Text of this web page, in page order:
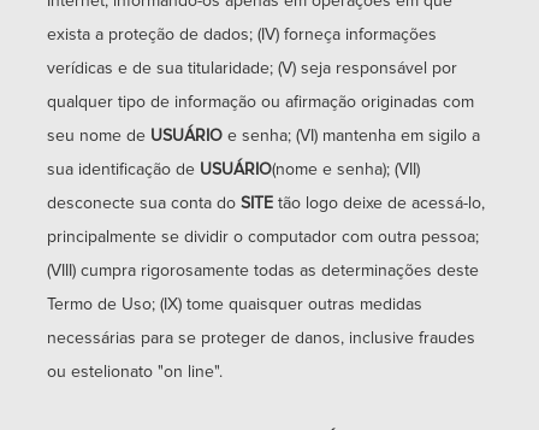
exista a proteção de dados; (IV) forneça informações
verídicas e de sua titularidade; (V) seja responsável por
qualquer tipo de informação ou afirmação originadas com
seu nome de USUÁRIO e senha; (VI) mantenha em sigilo a
sua identificação de USUÁRIO(nome e senha); (VII)
desconecte sua conta do SITE tão logo deixe de acessá-lo,
principalmente se dividir o computador com outra pessoa;
(VIII) cumpra rigorosamente todas as determinações deste
Termo de Uso; (IX) tome quaisquer outras medidas
necessárias para se proteger de danos, inclusive fraudes
ou estelionato "on line".